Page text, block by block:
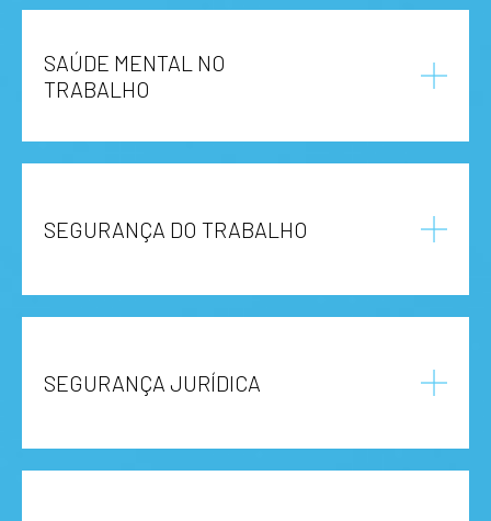
SAÚDE MENTAL NO
TRABALHO
SEGURANÇA DO TRABALHO
SEGURANÇA JURÍDICA